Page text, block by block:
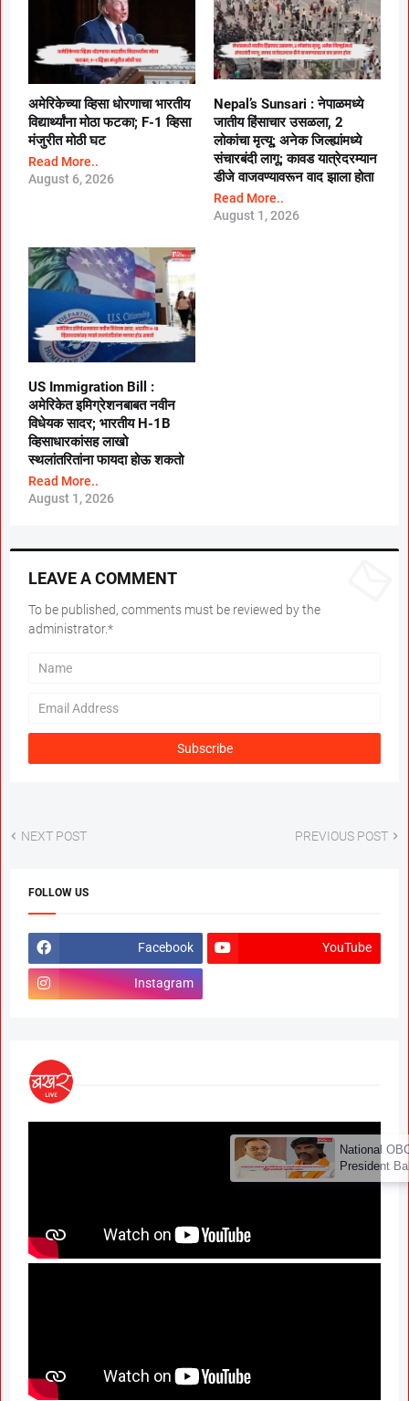
अमेरिकेच्या व्हिसा धोरणाचा भारतीय
विद्यार्थ्यांना मोठा फटका; F-1 व्हिसा
मंजुरीत मोठी घट
Read More..
August 6, 2026
Nepal’s Sunsari : नेपाळमध्ये
जातीय हिंसाचार उसळला, 2
लोकांचा मृत्यू; अनेक जिल्ह्यांमध्ये
संचारबंदी लागू; कावड यात्रेदरम्यान
डीजे वाजवण्यावरून वाद झाला होता
Read More..
August 1, 2026
US Immigration Bill :
अमेरिकेत इमिग्रेशनबाबत नवीन
विधेयक सादर; भारतीय H-1B
व्हिसाधारकांसह लाखो
स्थलांतरितांना फायदा होऊ शकतो
Read More..
August 1, 2026
LEAVE A COMMENT
To be published, comments must be reviewed by the
administrator.*
NEXT POST PREVIOUS POST
FOLLOW US
Facebook YouTube
Instagram
×
National OBC Federation
President Babanrao Taywade
Claims Only 27 Kunbi
GR; Alarming News for Mano